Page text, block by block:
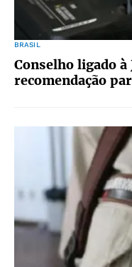
BRASIL
Conselho ligado
recomendação